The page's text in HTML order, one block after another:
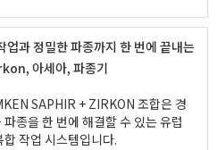
르고 효율적인 방제가 가능해졌습니
마늘, 대파 등 밭작물은 물론 생육
작물도 손상 걱정 없이 방제할 수 있
직하분사 방식으로 약제 비산을 최
더욱 효과적인 방제 작업이 가능합
업과 정밀한 파종까지 한 번에 끝내는
아세아, 파종기
SAPHIR + ZIRKON 조합은 경
파종을 한 번에 해결할 수 있는 유럽
합 작업 시스템입니다.